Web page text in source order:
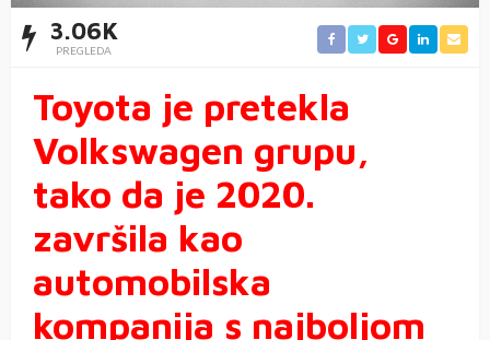
3.06K
PREGLEDA
Toyota je pretekla
Volkswagen grupu,
tako da je 2020.
završila kao
automobilska
kompanija s najboljom